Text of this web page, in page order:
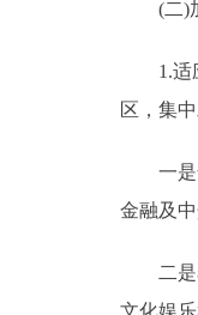
(二)加
1.适应
区，集
一是全
金融及
二是着
文化娱